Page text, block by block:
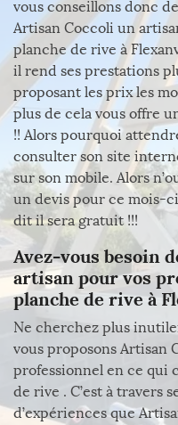
vous conseillons donc
Artisan Coccoli un
planche de rive à
il rend ses prestations
proposant les prix les
plus de cela vous offre
!! Alors pourquoi
consulter son site
sur son mobile. Alors
un devis pour ce mois-
dit il sera gratuit !!!
Avez-vous besoin
artisan pour vos
planche de rive à
Ne cherchez plus
vous proposons Artisan
professionnel en ce qui
de rive . C’est à travers
d’expériences que